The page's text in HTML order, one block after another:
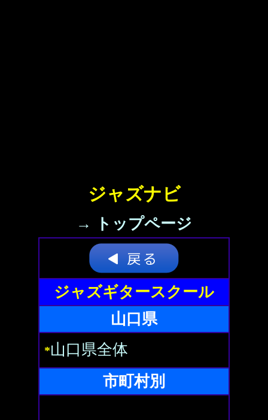
ジャズナビ
→ トップページ
ジャズギタースクール
山口県
*山口県全体
市町村別